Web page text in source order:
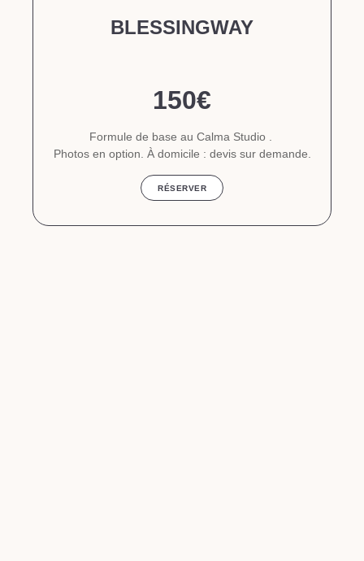
BLESSINGWAY
150€
Formule de base au Calma Studio .
Photos en option. À domicile : devis sur demande.
RÉSERVER